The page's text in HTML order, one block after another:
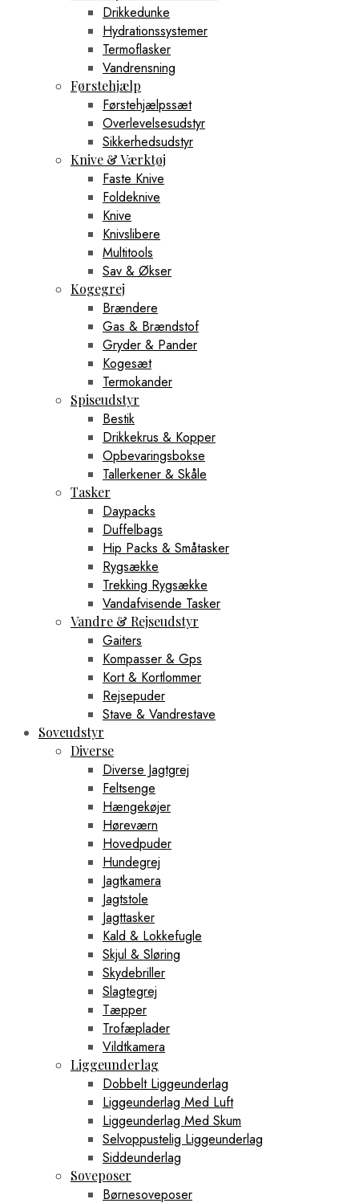
Drikkedunke
Hydrationssystemer
Termoflasker
Vandrensning
Førstehjælp
Førstehjælpssæt
Overlevelsesudstyr
Sikkerhedsudstyr
Knive & Værktøj
Faste Knive
Foldeknive
Knive
Knivslibere
Multitools
Sav & Økser
Kogegrej
Brændere
Gas & Brændstof
Gryder & Pander
Kogesæt
Termokander
Spiseudstyr
Bestik
Drikkekrus & Kopper
Opbevaringsbokse
Tallerkener & Skåle
Tasker
Daypacks
Duffelbags
Hip Packs & Småtasker
Rygsække
Trekking Rygsække
Vandafvisende Tasker
Vandre & Rejseudstyr
Gaiters
Kompasser & Gps
Kort & Kortlommer
Rejsepuder
Stave & Vandrestave
Soveudstyr
Diverse
Diverse Jagtgrej
Feltsenge
Hængekøjer
Høreværn
Hovedpuder
Hundegrej
Jagtkamera
Jagtstole
Jagttasker
Kald & Lokkefugle
Skjul & Sløring
Skydebriller
Slagtegrej
Tæpper
Trofæplader
Vildtkamera
Liggeunderlag
Dobbelt Liggeunderlag
Liggeunderlag Med Luft
Liggeunderlag Med Skum
Selvoppustelig Liggeunderlag
Siddeunderlag
Soveposer
Børnesoveposer